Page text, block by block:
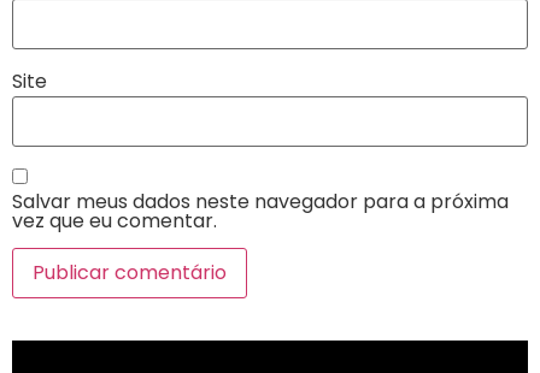
Site
Salvar meus dados neste navegador para a próxima
vez que eu comentar.